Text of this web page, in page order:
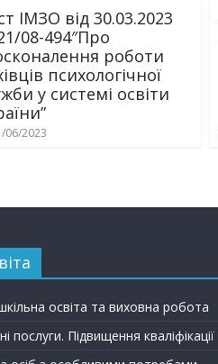
ІМЗО від 30.03.2023
08-494″Про
роботи
психологічної
у системі освіти
06/2023
освіта та виховна робота
послуги. Підвищення кваліфікації